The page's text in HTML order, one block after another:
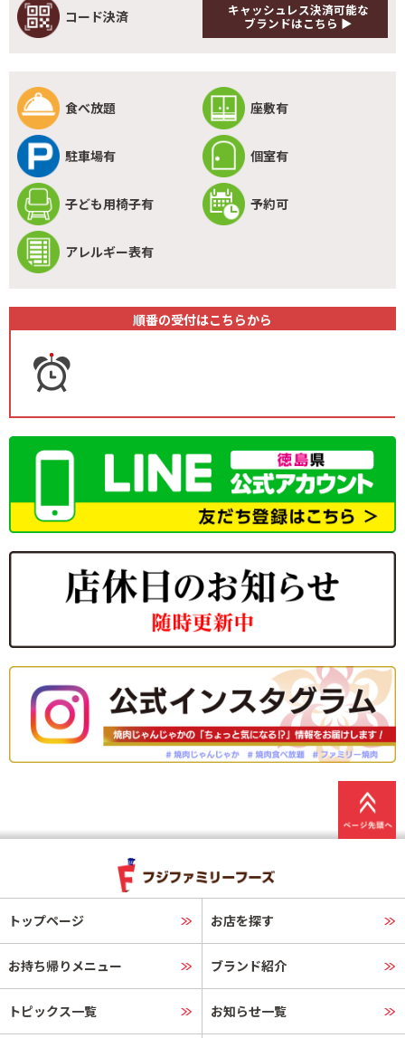
コード決済 キャッシュレス決済可能な
ブランドはこちら ▶
食べ放題 座敷有
駐車場有 個室有
子ども用椅子有 予約可
アレルギー表有
順番の受付はこちらから
トップページ お店を探す
お持ち帰りメニュー ブランド紹介
トピックス一覧 お知らせ一覧